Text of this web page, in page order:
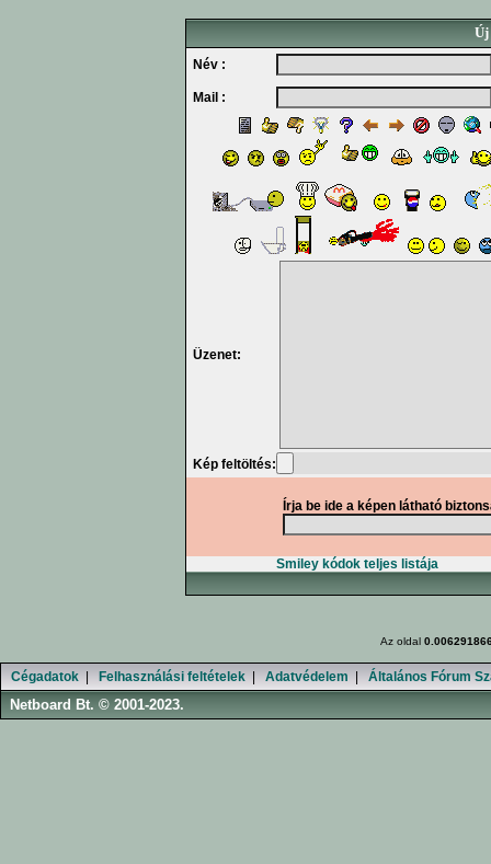
Új
Név :
Mail :
Üzenet:
Kép feltöltés:
Írja be ide a képen látható
Smiley kódok teljes listája
Az oldal
Cégadatok Felhasználási feltételek Adatvédelem Általános Fórum
Netboard Bt. © 2001-2023.